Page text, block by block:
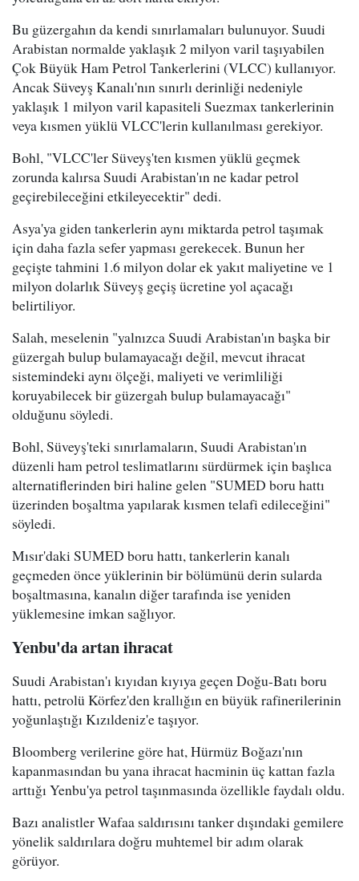
Bu güzergahın da kendi sınırlamaları bulunuyor. Suudi
Arabistan normalde yaklaşık 2 milyon varil taşıyabilen
Çok Büyük Ham Petrol Tankerlerini (VLCC) kullanıyor.
Ancak Süveyş Kanalı'nın sınırlı derinliği nedeniyle
yaklaşık 1 milyon varil kapasiteli Suezmax tankerlerinin
veya kısmen yüklü VLCC'lerin kullanılması gerekiyor.
Bohl, "VLCC'ler Süveyş'ten kısmen yüklü geçmek
zorunda kalırsa Suudi Arabistan'ın ne kadar petrol
geçirebileceğini etkileyecektir" dedi.
Asya'ya giden tankerlerin aynı miktarda petrol taşımak
için daha fazla sefer yapması gerekecek. Bunun her
geçişte tahmini 1.6 milyon dolar ek yakıt maliyetine ve 1
milyon dolarlık Süveyş geçiş ücretine yol açacağı
belirtiliyor.
Salah, meselenin "yalnızca Suudi Arabistan'ın başka bir
güzergah bulup bulamayacağı değil, mevcut ihracat
sistemindeki aynı ölçeği, maliyeti ve verimliliği
koruyabilecek bir güzergah bulup bulamayacağı"
olduğunu söyledi.
Bohl, Süveyş'teki sınırlamaların, Suudi Arabistan'ın
düzenli ham petrol teslimatlarını sürdürmek için başlıca
alternatiflerinden biri haline gelen "SUMED boru hattı
üzerinden boşaltma yapılarak kısmen telafi edileceğini"
söyledi.
Mısır'daki SUMED boru hattı, tankerlerin kanalı
geçmeden önce yüklerinin bir bölümünü derin sularda
boşaltmasına, kanalın diğer tarafında ise yeniden
yüklemesine imkan sağlıyor.
Yenbu'da artan ihracat
Suudi Arabistan'ı kıyıdan kıyıya geçen Doğu-Batı boru
hattı, petrolü Körfez'den krallığın en büyük rafinerilerinin
yoğunlaştığı Kızıldeniz'e taşıyor.
Bloomberg verilerine göre hat, Hürmüz Boğazı'nın
kapanmasından bu yana ihracat hacminin üç kattan fazla
arttığı Yenbu'ya petrol taşınmasında özellikle faydalı oldu.
Bazı analistler Wafaa saldırısını tanker dışındaki gemilere
yönelik saldırılara doğru muhtemel bir adım olarak
görüyor.